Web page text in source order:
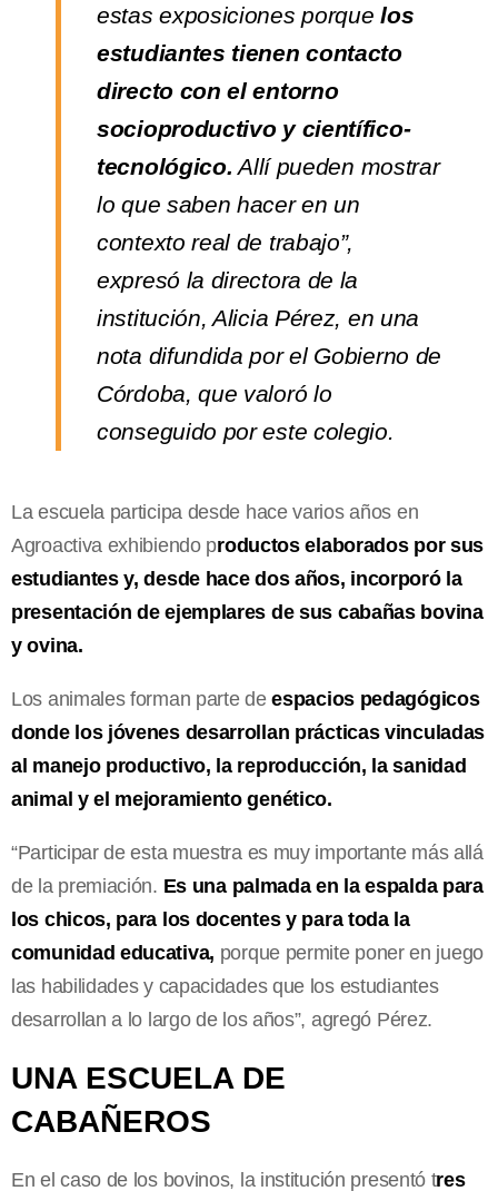
estas exposiciones porquelos
estudiantes tienen contacto
directo con el entorno
socioproductivo y científico-
tecnológico. Allí pueden mostrar
lo que saben hacer en un
contexto real de trabajo”,
expresó la directora de la
institución, Alicia Pérez, en una
nota difundida por el Gobierno de
Córdoba, que valoró lo
conseguido por este colegio.
La escuela participa desde hace varios años en
Agroactiva exhibiendo productos elaborados por sus
estudiantes y, desde hace dos años, incorporó la
presentación de ejemplares de sus cabañas bovina
y ovina.
Los animales forman parte deespacios pedagógicos
donde los jóvenes desarrollan prácticas vinculadas
al manejo productivo, la reproducción, la sanidad
animal y el mejoramiento genético.
“Participar de esta muestra es muy importante más allá
de la premiación. Es una palmada en la espalda para
los chicos, para los docentes y para toda la
comunidad educativa, porque permite poner en juego
las habilidades y capacidades que los estudiantes
desarrollan a lo largo de los años”, agregó Pérez.
UNA ESCUELA DE
CABAÑEROS
En el caso de los bovinos, la institución presentó tres